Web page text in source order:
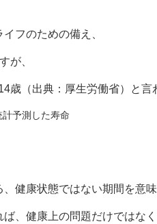
フのための備え、
が、
（出典：厚生労働省）と言
予測した寿命
健康状態ではない期間を意味
、健康上の問題だけではなく